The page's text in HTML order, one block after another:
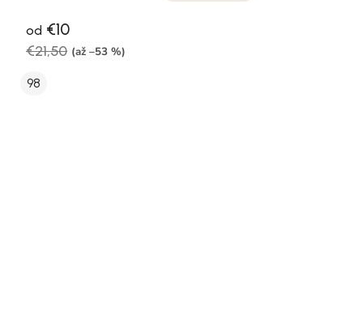
od €10
€21,50 (až –53 %)
98